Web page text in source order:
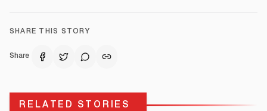
SHARE THIS STORY
Share
RELATED STORIES